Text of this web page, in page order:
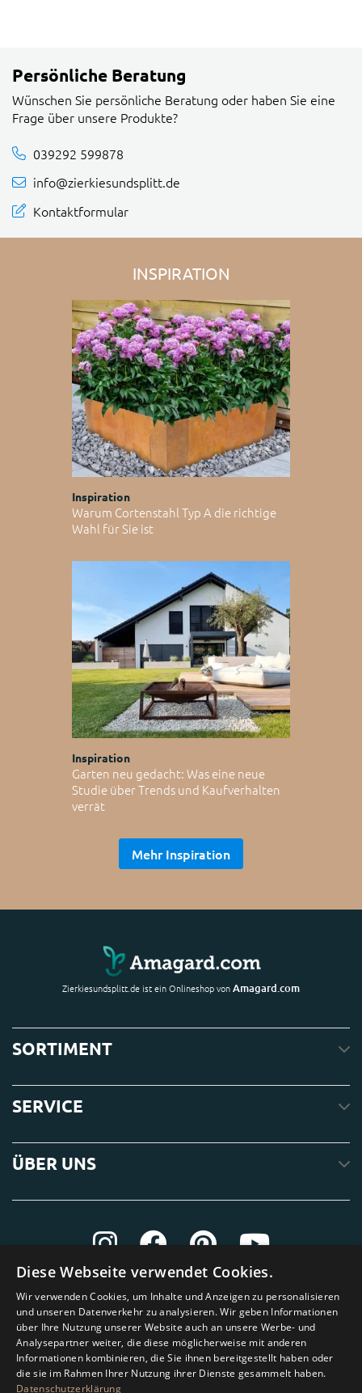
Persönliche Beratung
Wünschen Sie persönliche Beratung oder haben Sie eine
Frage über unsere Produkte?
039292 599878
info@zierkiesundsplitt.de
Kontaktformular
INSPIRATION
Inspiration
Warum Cortenstahl Typ A die richtige
Wahl für Sie ist
Inspiration
Garten neu gedacht: Was eine neue
Studie über Trends und Kaufverhalten
verrät
Mehr Inspiration
Zierkiesundsplitt.de ist ein Onlineshop vonAmagard.com
SORTIMENT
SERVICE
ÜBER UNS
Diese Webseite verwendet Cookies.
Wir verwenden Cookies, um Inhalte und Anzeigen zu personalisieren
und unseren Datenverkehr zu analysieren. Wir geben Informationen
über Ihre Nutzung unserer Website auch an unsere Werbe- und
Analysepartner weiter, die diese möglicherweise mit anderen
Informationen kombinieren, die Sie ihnen bereitgestellt haben oder
die sie im Rahmen Ihrer Nutzung ihrer Dienste gesammelt haben.
Datenschutzerklärung